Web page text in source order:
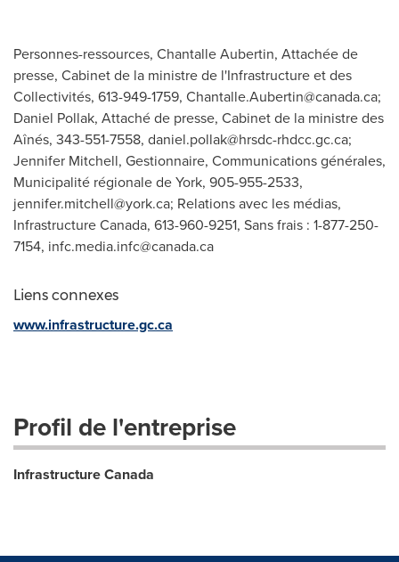
Personnes-ressources, Chantalle Aubertin, Attachée de
presse, Cabinet de la ministre de l'Infrastructure et des
Collectivités, 613-949-1759, Chantalle.Aubertin@canada.ca;
Daniel Pollak, Attaché de presse, Cabinet de la ministre des
Aînés, 343-551-7558, daniel.pollak@hrsdc-rhdcc.gc.ca;
Jennifer Mitchell, Gestionnaire, Communications générales,
Municipalité régionale de York, 905-955-2533,
jennifer.mitchell@york.ca; Relations avec les médias,
Infrastructure Canada, 613-960-9251, Sans frais : 1-877-250-
7154, infc.media.infc@canada.ca
Liens connexes
www.infrastructure.gc.ca
Profil de l'entreprise
Infrastructure Canada